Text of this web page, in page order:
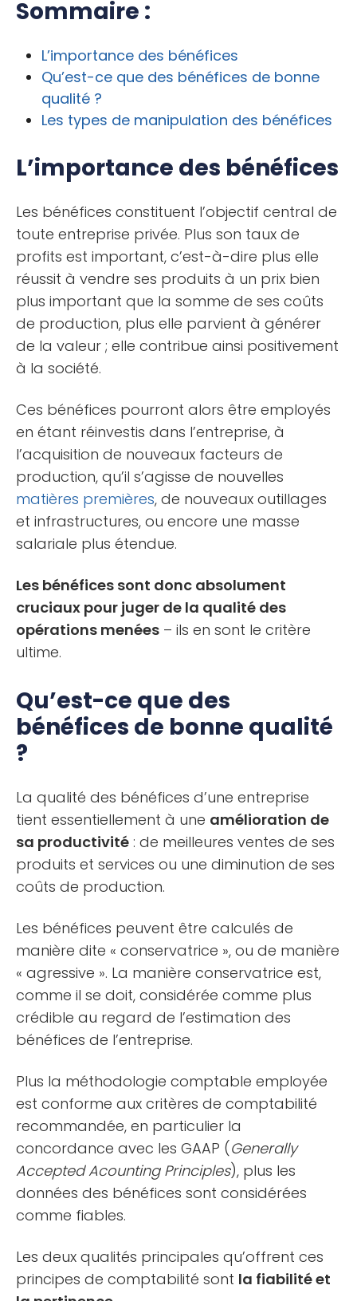
Sommaire :
L’importance des bénéfices
Qu’est-ce que des bénéfices de bonne
qualité ?
Les types de manipulation des bénéfices
L’importance des bénéfices
Les bénéfices constituent l’objectif central de
toute entreprise privée. Plus son taux de
profits est important, c’est-à-dire plus elle
réussit à vendre ses produits à un prix bien
plus important que la somme de ses coûts
de production, plus elle parvient à générer
de la valeur ; elle contribue ainsi positivement
à la société.
Ces bénéfices pourront alors être employés
en étant réinvestis dans l’entreprise, à
l’acquisition de nouveaux facteurs de
production, qu’il s’agisse de nouvelles
matières premières, de nouveaux outillages
et infrastructures, ou encore une masse
salariale plus étendue.
Les bénéfices sont donc absolument
cruciaux pour juger de la qualité des
opérations menées – ils en sont le critère
ultime.
Qu’est-ce que des
bénéfices de bonne qualité
?
La qualité des bénéfices d’une entreprise
tient essentiellement à une amélioration de
sa productivité : de meilleures ventes de ses
produits et services ou une diminution de ses
coûts de production.
Les bénéfices peuvent être calculés de
manière dite « conservatrice », ou de manière
« agressive ». La manière conservatrice est,
comme il se doit, considérée comme plus
crédible au regard de l’estimation des
bénéfices de l’entreprise.
Plus la méthodologie comptable employée
est conforme aux critères de comptabilité
recommandée, en particulier la
concordance avec les GAAP (Generally
Accepted Acounting Principles), plus les
données des bénéfices sont considérées
comme fiables.
Les deux qualités principales qu’offrent ces
principes de comptabilité sont la fiabilité et